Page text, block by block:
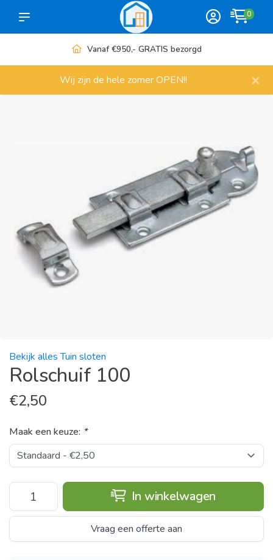
0
Meer dan 1000 artikelen
Wij zijn de hele zomer OPEN!! ×
Bekijk alles Tuin sloten
Rolschuif 100
€2,50
Maak een keuze: *
In winkelwagen
Vraag een offerte aan